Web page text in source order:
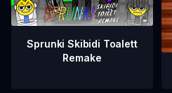
Sprunki Skibidi Toalett
Remake